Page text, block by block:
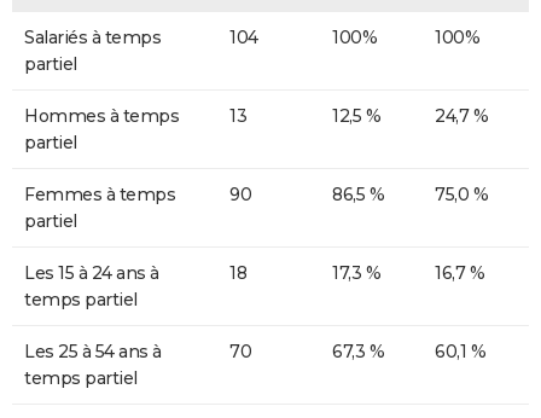
Salariés à temps
partiel
104 100% 100%
Hommes à temps
partiel
13 12,5 % 24,7 %
Femmes à temps
partiel
90 86,5 % 75,0 %
Les 15 à 24 ans à
temps partiel
18 17,3 % 16,7 %
Les 25 à 54 ans à
temps partiel
70 67,3 % 60,1 %